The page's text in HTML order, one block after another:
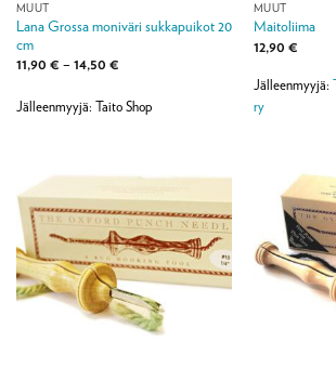
MUUT
Lana Grossa moniväri sukkapuikot 20
cm
11,90 € – 14,50 €Hintaluokka:
14,50 €
Jälleenmyyjä: Taito Shop
MUUT
Maitoliima
12,90 €
Jälleenmyyjä:
ry